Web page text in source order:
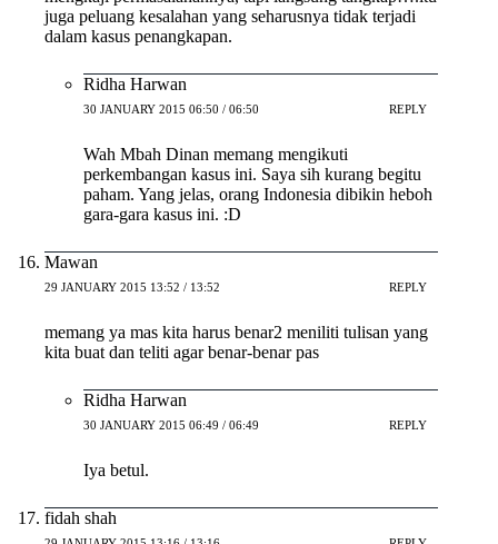
juga peluang kesalahan yang seharusnya tidak terjadi
dalam kasus penangkapan.
Ridha Harwan
30 JANUARY 2015 06:50 / 06:50 REPLY
Wah Mbah Dinan memang mengikuti
perkembangan kasus ini. Saya sih kurang begitu
paham. Yang jelas, orang Indonesia dibikin heboh
gara-gara kasus ini. :D
Mawan
29 JANUARY 2015 13:52 / 13:52 REPLY
memang ya mas kita harus benar2 meniliti tulisan yang
kita buat dan teliti agar benar-benar pas
Ridha Harwan
30 JANUARY 2015 06:49 / 06:49 REPLY
Iya betul.
fidah shah